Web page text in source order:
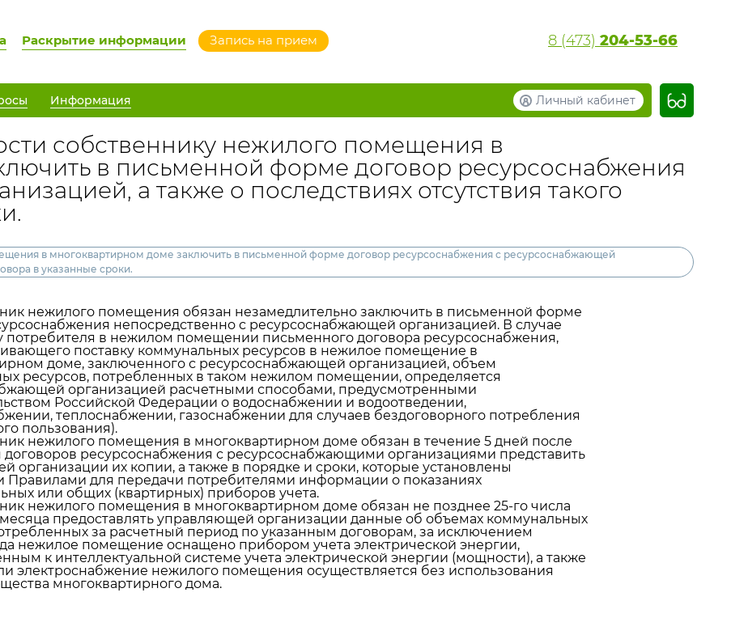
Раскрытие информации Запись на прием 8 (473) 204-53-66
Информация Личный кабинет
собственнику нежилого помещения в
в письменной форме договор ресурсоснабжения
а также о последствиях отсутствия такого
в многоквартирном доме заключить в письменной форме договор ресурсоснабжения с ресурсоснабжающей
в указанные сроки.
нежилого помещения обязан незамедлительно заключить в письменной форме
непосредственно с ресурсоснабжающей организацией. В случае
потребителя в нежилом помещении письменного договора ресурсоснабжения,
поставку коммунальных ресурсов в нежилое помещение в
доме, заключенного с ресурсоснабжающей организацией, объем
ресурсов, потребленных в таком нежилом помещении, определяется
организацией расчетными способами, предусмотренными
Российской Федерации о водоснабжении и водоотведении,
теплоснабжении, газоснабжении для случаев бездоговорного потребления
пользования).
нежилого помещения в многоквартирном доме обязан в течение 5 дней после
договоров ресурсоснабжения с ресурсоснабжающими организациями представить
организации их копии, а также в порядке и сроки, которые установлены
Правилами для передачи потребителями информации о показаниях
или общих (квартирных) приборов учета.
нежилого помещения в многоквартирном доме обязан не позднее 25-го числа
месяца предоставлять управляющей организации данные об объемах коммунальных
за расчетный период по указанным договорам, за исключением
нежилое помещение оснащено прибором учета электрической энергии,
к интеллектуальной системе учета электрической энергии (мощности), а также
электроснабжение нежилого помещения осуществляется без использования
многоквартирного дома.